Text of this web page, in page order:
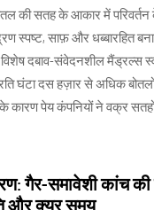
की सतह के आकार में
स्पष्ट, साफ़ और धब्बारहित बना
विशेष दबाव-संवेदनशील मैंड्रल्स
घंटा दस हज़ार से अधिक
कारण पेय कंपनियों ने वक्र
गैर-समावेशी कांच
और क्यूर समय